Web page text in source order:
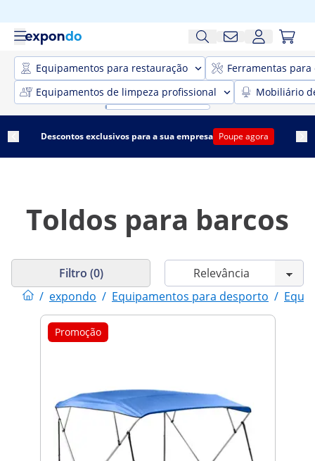
Equipamentos para restauração
Ferramentas para
Equipamentos de limpeza profissional
Mobiliário
Descontos exclusivos para a sua empresa Poupe agora
Toldos para barcos
/ expondo / Equipamentos para desporto /
Filtro (0)
Promoção